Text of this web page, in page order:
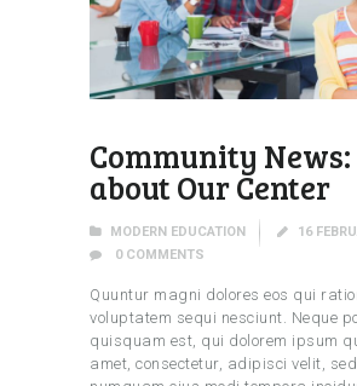
Community
about Our Center
MODERN EDUCATION
16
0 COMMENTS
Quuntur magni dolores eos qui
voluptatem sequi nesciunt. Neque
quisquam est, qui dolorem ipsum
amet, consectetur, adipisci velit,